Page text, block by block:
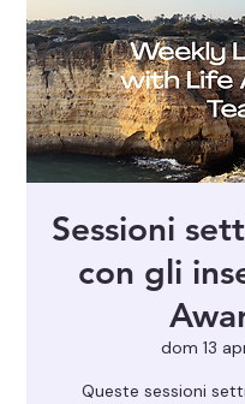
Sessioni
con gli
dom 13
Queste sessioni